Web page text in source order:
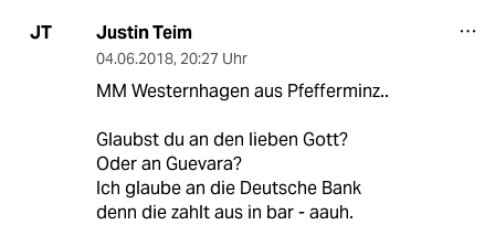
JT Justin Teim
04.06.2018, 20:27 Uhr
MM Westernhagen aus Pfefferminz..
Glaubst du an den lieben Gott?
Oder an Guevara?
Ich glaube an die Deutsche Bank
denn die zahlt aus in bar - aauh.